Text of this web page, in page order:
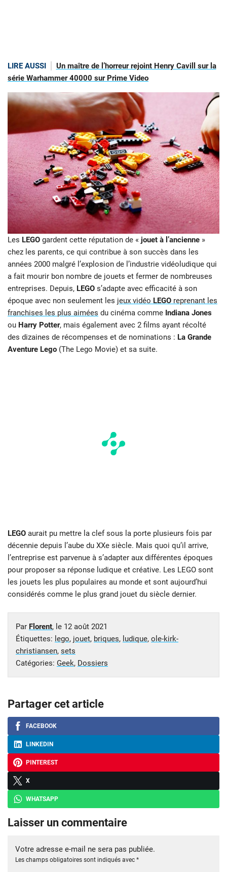
LIRE AUSSI
Un maître de l’horreur rejoint Henry Cavill sur la
série Warhammer 40000 sur Prime Video
Les LEGO gardent cette réputation de « jouet à l’ancienne »
chez les parents, ce qui contribue à son succès dans les
années 2000 malgré l’explosion de l’industrie vidéoludique qui
a fait mourir bon nombre de jouets et fermer de nombreuses
entreprises. Depuis, LEGO s’adapte avec efficacité à son
époque avec non seulement les jeux vidéo LEGO reprenant les
franchises les plus aimées du cinéma comme Indiana Jones
ou Harry Potter, mais également avec 2 films ayant récolté
des dizaines de récompenses et de nominations : La Grande
Aventure Lego (The Lego Movie) et sa suite.
LEGO aurait pu mettre la clef sous la porte plusieurs fois par
décennie depuis l’aube du XXe siècle. Mais quoi qu’il arrive,
l’entreprise est parvenue à s’adapter aux différentes époques
pour proposer sa réponse ludique et créative. Les LEGO sont
les jouets les plus populaires au monde et sont aujourd’hui
considérés comme le plus grand jouet du siècle dernier.
Par Florent, le 12 août 2021
Étiquettes: lego, jouet, briques, ludique, ole-kirk-
christiansen, sets
Catégories: Geek, Dossiers
Partager cet article
FACEBOOK
LINKEDIN
PINTEREST
X
WHATSAPP
Laisser un commentaire
Votre adresse e-mail ne sera pas publiée.
Les champs obligatoires sont indiqués avec *